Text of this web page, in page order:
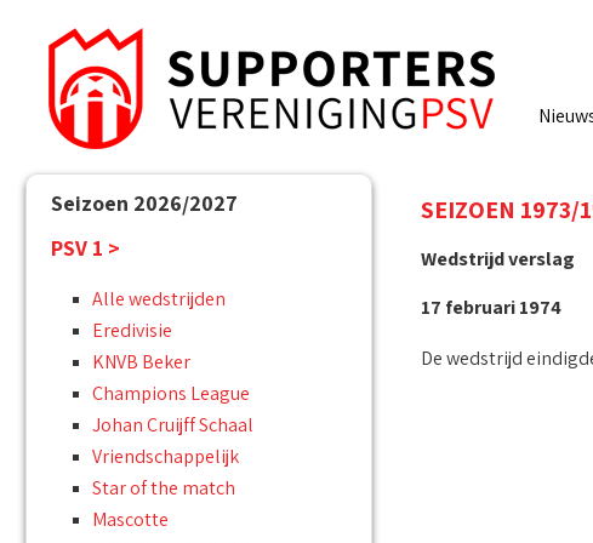
Seizoen 2026/2027
PSV 1 >
Alle wedstrijden
Eredivisie
KNVB Beker
Champions League
Johan Cruijff Schaal
Vriendschappelijk
Star of the match
Mascotte
SEIZOEN 1973/
Wedstrijd verslag
17 februari 1974
De wedstrijd